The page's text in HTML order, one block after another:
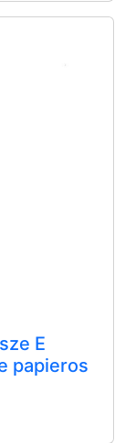
E
papieros